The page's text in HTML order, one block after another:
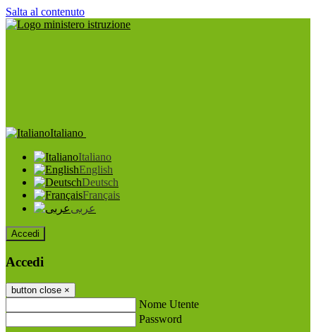
Salta al contenuto
Italiano
Italiano
English
Deutsch
Français
عربى
Accedi
Accedi
button close ×
Nome Utente
Password